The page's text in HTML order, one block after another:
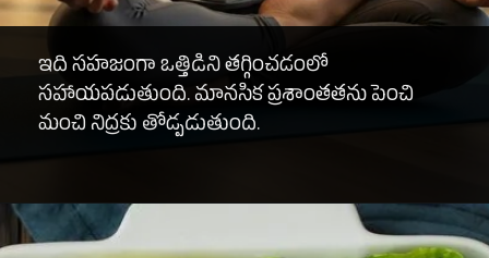
ఇది సహజంగా ఒత్తిడిని తగ్గించడంలో
సహాయపడుతుంది. మానసిక ప్రశాంతతను పెంచి
మంచి నిద్రకు తోడ్పడుతుంది.